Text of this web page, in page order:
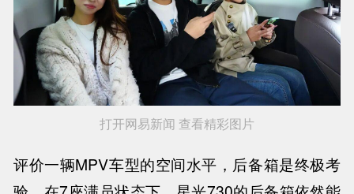
打开网易新闻 查看精彩图片
评价一辆MPV车型的空间水平，后备箱是终极考